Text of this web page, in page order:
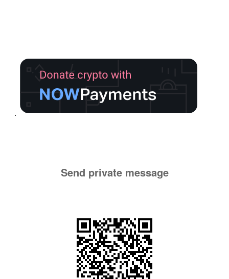
Send private message